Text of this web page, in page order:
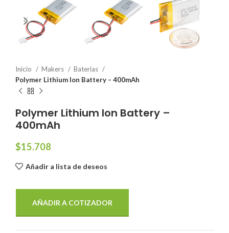
Inicio Makers
Baterias
Polymer Lithium Ion Battery – 400mAh
Polymer Lithium Ion Battery –
400mAh
$15.708
Añadir a lista de deseos
AÑADIR A COTIZADOR